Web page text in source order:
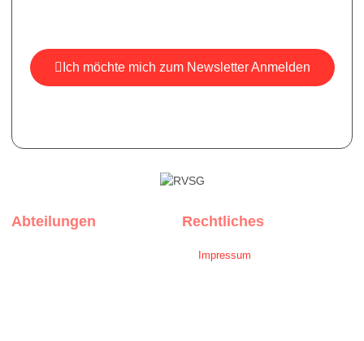
Ich möchte mich zum Newsletter Anmelden
Abteilungen Rechtliches
Impressum